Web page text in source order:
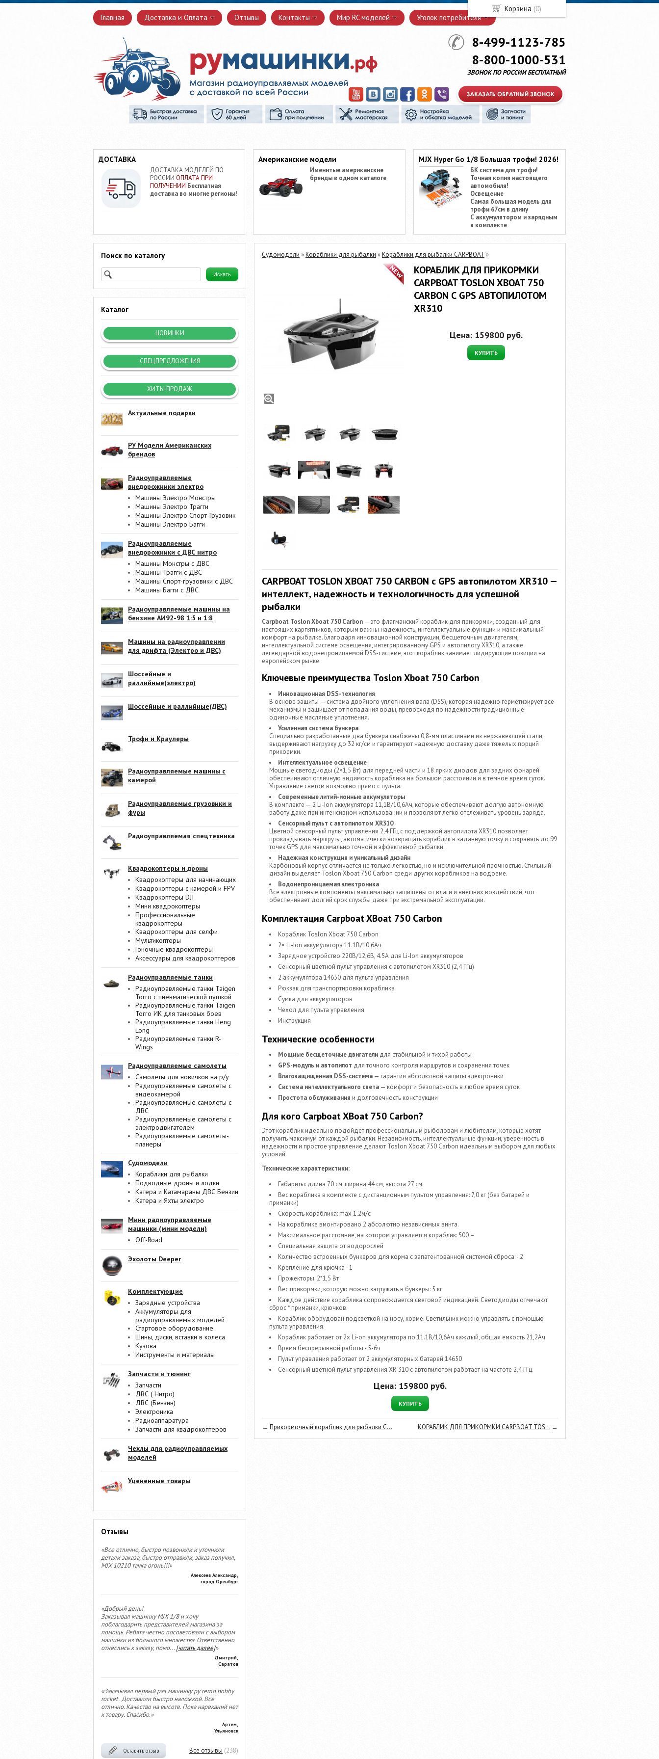
Главная Доставка и Оплата Отзывы Контакты Мир RC моделей Уголок потребителя
8-499-1123-785
8-800-1000-531
ЗВОНОК ПО РОССИИ БЕСПЛАТНЫЙ
ДОСТАВКА
ДОСТАВКА МОДЕЛЕЙ ПО
РОССИИ ОПЛАТА ПРИ
ПОЛУЧЕНИИ Бесплатная
доставка во многие регионы!
Американские модели
Именитые американские
бренды в одном каталоге
MJX Hyper Go 1/8 Большая трофи! 2026!
БК система для трофи!
Точная копия настоящего
автомобиля!
Освещение
Самая большая модель для
трофи 67см в длину
С аккумулятором и зарядным
в комплекте
Поиск по каталогу
Каталог
НОВИНКИ
СПЕЦПРЕДЛОЖЕНИЯ
ХИТЫ ПРОДАЖ
Актуальные подарки
РУ Модели Американских
брендов
Радиоуправляемые
внедорожники электро
Машины Электро Монстры
Машины Электро Трагги
Машины Электро Спорт-Грузовик
Машины Электро Багги
Радиоуправляемые
внедорожники с ДВС нитро
Машины Монстры с ДВС
Машины Трагги с ДВС
Машины Спорт-грузовики с ДВС
Машины Багги с ДВС
Радиоуправляемые машины на
бензине АИ92-98 1:5 и 1:8
Машины на радиоуправлении
для дрифта (Электро и ДВС)
Шоссейные и
раллийные(электро)
Шоссейные и раллийные(ДВС)
Трофи и Краулеры
Радиоуправляемые машины с
камерой
Радиоуправляемые грузовики и
фуры
Радиоуправляемая спецтехника
Квадрокоптеры и дроны
Квадрокоптеры для начинающих
Квадрокоптеры с камерой и FPV
Квадрокоптеры DJI
Мини квадрокоптеры
Профессиональные
квадрокоптеры
Квадрокоптеры для селфи
Мультикоптеры
Гоночные квадрокоптеры
Аксессуары для квадрокоптеров
Радиоуправляемые танки
Радиоуправляемые танки Taigen
Torro с пневматической пушкой
Радиоуправляемые танки Taigen
Torro ИК для танковых боев
Радиоуправляемые танки Heng
Long
Радиоуправляемые танки R-
Wings
Радиоуправляемые самолеты
Самолеты для новичков на р/у
Радиоуправляемые самолеты с
видеокамерой
Радиоуправляемые самолеты с
ДВС
Радиоуправляемые самолеты с
электродвигателем
Радиоуправляемые самолеты-
планеры
Судомодели
Кораблики для рыбалки
Подводные дроны и лодки
Катера и Катамараны ДВС Бензин
Катера и Яхты электро
Мини радиоуправляемые
машинки (мини модели)
Off-Road
Эхолоты Deeper
Комплектующие
Зарядные устройства
Аккумуляторы для
радиоуправляемых моделей
Стартовое оборудование
Шины, диски, вставки в колеса
Кузова
Инструменты и материалы
Запчасти и тюнинг
Запчасти
ДВС ( Нитро)
ДВС (Бензин)
Электроника
Радиоаппаратура
Запчасти для квадрокоптеров
Чехлы для радиоуправляемых
моделей
Уцененные товары
Отзывы
«Все отлично, быстро позвонили и уточнили
детали заказа, быстро отправили, заказ получил,
MJX 10210 тачка огонь!!!»
Алексеев Александр,
город Оренбург
«Добрый день!
Заказывал машинку MJX 1/8 и хочу
поблагодарить представителей магазина за
помощь. Ребята честно посоветовали с выбором
машинки из большого множества. Ответственно
отнеслись к заказу, помо...[читать далее]»
Дмитрий,
Саратов
«Заказывал первый раз машинку ру remo hobby
rocket . Доставили быстро наложкой. Все
отлично. Качество на высоте. Пока нареканий нет
к товару. Спасибо.»
Артем,
Ульяновск
Оставить отзыв Все отзывы (238)
Судомодели »Кораблики для рыбалки »Кораблики для рыбалки CARPBOAT»
КОРАБЛИК ДЛЯ ПРИКОРМКИ
CARPBOAT TOSLON XBOAT 750
CARBON С GPS АВТОПИЛОТОМ
XR310
Цена: 159800руб.
КУПИТЬ
CARPBOAT TOSLON XBOAT 750 CARBON с GPS автопилотом XR310 —
интеллект, надежность и технологичность для успешной
рыбалки
Carpboat Toslon Xboat 750 Carbon — это флагманский кораблик для прикормки, созданный для
настоящих карпятников, которым важны надежность, интеллектуальные функции и максимальный
комфорт на рыбалке. Благодаря инновационной конструкции, бесщеточным двигателям,
интеллектуальной системе освещения, интегрированному GPS и автопилоту XR310, а также
легендарной водонепроницаемой DSS-системе, этот кораблик занимает лидирующие позиции на
европейском рынке.
Ключевые преимущества Toslon Xboat 750 Carbon
Инновационная DSS-технология
В основе защиты — система двойного уплотнения вала (DSS), которая надежно герметизирует все
механизмы и защищает от попадания воды, превосходя по надежности традиционные
одиночные масляные уплотнения.
Усиленная система бункера
Специально разработанные два бункера снабжены 0,8-мм пластинами из нержавеющей стали,
выдерживают нагрузку до 32 кг/см и гарантируют надежную доставку даже тяжелых порций
прикормки.
Интеллектуальное освещение
Мощные светодиоды (2×1,5 Вт) для передней части и 18 ярких диодов для задних фонарей
обеспечивают отличную видимость кораблика на большом расстоянии и в темное время суток.
Управление светом возможно прямо с пульта.
Современные литий-ионные аккумуляторы
В комплекте — 2 Li-Ion аккумулятора 11,1В/10,6Ач, которые обеспечивают долгую автономную
работу даже при интенсивном использовании и позволяют легко отслеживать уровень заряда.
Сенсорный пульт с автопилотом XR310
Цветной сенсорный пульт управления 2,4 ГГц с поддержкой автопилота XR310 позволяет
прокладывать маршруты, автоматически возвращать кораблик в заданную точку и сохранять до 99
точек GPS для максимально точной и эффективной рыбалки.
Надежная конструкция и уникальный дизайн
Карбоновый корпус отличается не только легкостью, но и исключительной прочностью. Стильный
дизайн выделяет Toslon Xboat 750 Carbon среди других корабликов на водоеме.
Водонепроницаемая электроника
Все электронные компоненты максимально защищены от влаги и внешних воздействий, что
обеспечивает долгий срок службы даже при экстремальной эксплуатации.
Комплектация Carpboat XBoat 750 Carbon
Кораблик Toslon Xboat 750 Carbon
2× Li-Ion аккумулятора 11.1В/10,6Ач
Зарядное устройство 220В/12,6В, 4.5А для Li-Ion аккумуляторов
Сенсорный цветной пульт управления с автопилотом XR310 (2,4 ГГц)
2 аккумулятора 14650 для пульта управления
Рюкзак для транспортировки кораблика
Сумка для аккумуляторов
Чехол для пульта управления
Инструкция
Технические особенности
Мощные бесщеточные двигатели для стабильной и тихой работы
GPS-модуль и автопилот для точного контроля маршрутов и сохранения точек
Влагозащищенная DSS-система — гарантия абсолютной защиты электроники
Система интеллектуального света — комфорт и безопасность в любое время суток
Простота обслуживания и долговечность конструкции
Для кого Carpboat XBoat 750 Carbon?
Этот кораблик идеально подойдет профессиональным рыболовам и любителям, которые хотят
получить максимум от каждой рыбалки. Независимость, интеллектуальные функции, уверенность в
надежности и простое управление делают Toslon Xboat 750 Carbon идеальным выбором для любых
условий.
Технические характеристики:
Габариты: длина 70 см, ширина 44 см, высота 27 см.
Вес кораблика в комплекте с дистанционным пультом управления: 7,0 кг (без батарей и
приманки)
Скорость кораблика: max 1.2м/с
На кораблике вмонтировано 2 абсолютно независимых винта.
Максимальное расстояние, на котором управляется кораблик: 500 –
Специальная защита от водорослей
Количество встроенных бункеров для корма с запатентованной системой сброса: - 2
Крепление для крючка - 1
Прожекторы: 2*1,5 Вт
Вес прикормки, которую можно загружать в бункеры: 5 кг.
Каждое действие кораблика сопровождается световой индикацией. Светодиоды отмечают
сброс * приманки, крючков.
Кораблик оборудован подсветкой на носу, корме. Светильник можно управлять с помощью
пульта управления.
Кораблик работает от 2х Li-on аккумулятора по 11.1В/10,6Aч каждый, общая емкость 21,2Ач
Время беспрерывной работы - 5-6ч
Пульт управления работает от 2 аккумуляторных батарей 14650
Сенсорный цветной пульт управления XR-310 с автопилотом работает на частоте 2,4 ГГц.
Цена: 159800руб.
КУПИТЬ
← Прикормочный кораблик для рыбалки C... КОРАБЛИК ДЛЯ ПРИКОРМКИ CARPBOAT TOS... →
Корзина (0)